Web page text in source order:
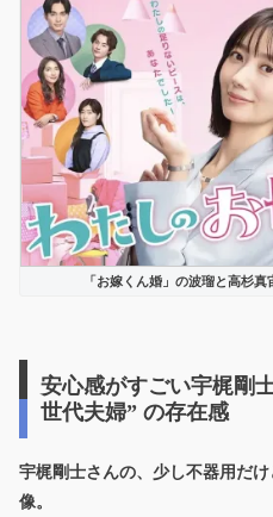
「お嫁くん婚」の波瑠と高杉
安心感がすごい宇梶剛
世代夫婦” の存在感
宇梶剛士さんの、少し不器用だ
像。